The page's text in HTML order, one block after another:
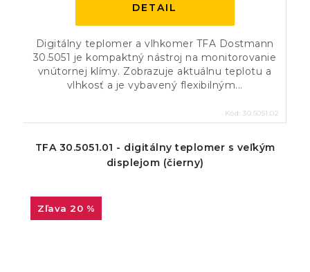
DETAIL
Digitálny teplomer a vlhkomer TFA Dostmann
30.5051 je kompaktný nástroj na monitorovanie
vnútornej klímy. Zobrazuje aktuálnu teplotu a
vlhkosť a je vybavený flexibilným...
Kód: 30.5051.02
TFA 30.5051.01 - digitálny teplomer s veľkým
displejom (čierny)
20 %